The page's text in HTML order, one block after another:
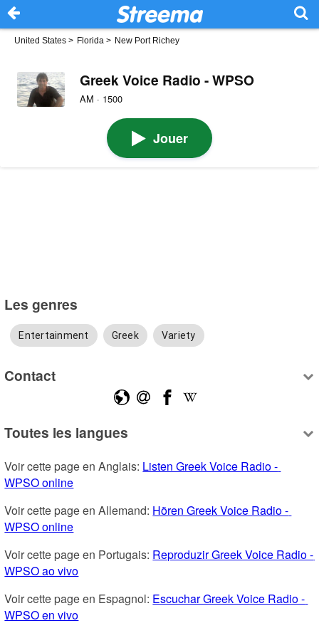
United States > Florida > New Port Richey
Greek Voice Radio - WPSO
AM · 1500
Jouer
Les genres
Entertainment Greek Variety
Contact
Toutes les langues
Voir cette page en Anglais: Listen Greek Voice Radio -
WPSO online
Voir cette page en Allemand: Hören Greek Voice Radio -
WPSO online
Voir cette page en Portugais: Reproduzir Greek Voice Radio -
WPSO ao vivo
Voir cette page en Espagnol: Escuchar Greek Voice Radio -
WPSO en vivo